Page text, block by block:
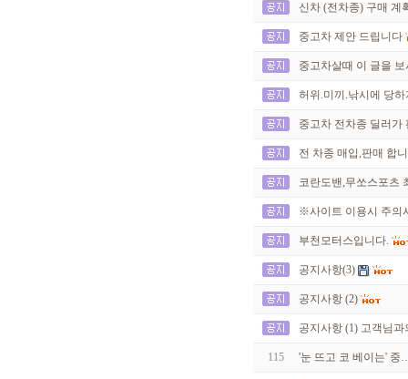
신차 (전차종) 구매
중고차 제안 드립니다
중고차살때 이 글을
허위.미끼.낚시에 당
중고차 전차종 딜러가
전 차종 매입,판매 합
코란도밴,무쏘스포츠
※사이트 이용시 주의
부천모터스입니다.
공지사항(3)
공지사항 (2)
공지사항 (1) 고객님과
115 '눈 뜨고 코 베이는' 중